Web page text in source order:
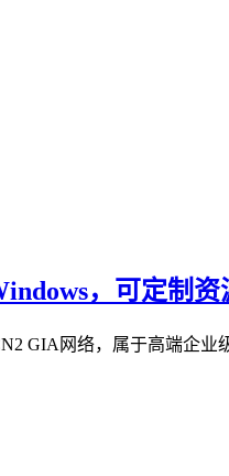
，可定制资
GIA网络，属于高端企